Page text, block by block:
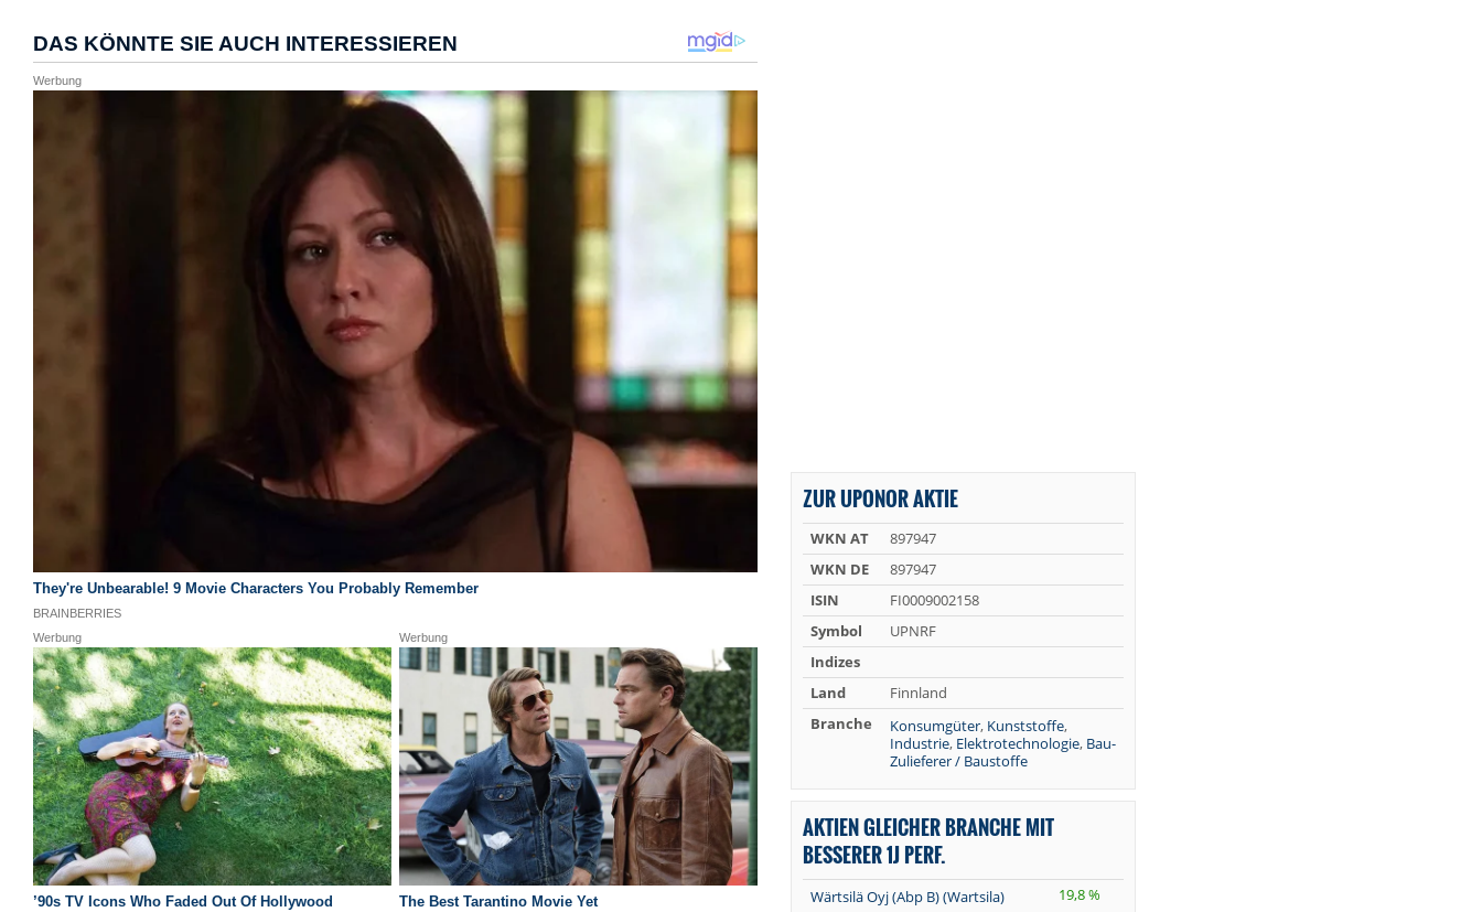
ZUR UPONOR AKTIE
WKN AT
897947
WKN DE
897947
ISIN
FI0009002158
Symbol
UPNRF
Indizes
Land
Finnland
Branche
Konsumgüter, Kunststoffe,
Industrie, Elektrotechnologie, Bau-
Zulieferer / Baustoffe
AKTIEN GLEICHER BRANCHE MIT
BESSERER 1J PERF.
Wärtsilä Oyj (Abp B) (Wartsila)
19,8 %